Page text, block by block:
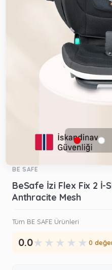
BE SAFE
BeSafe İzi Flex Fix 2 İ-
Anthracite Mesh
Tüm BE SAFE Ürünleri
0.0★ ★ ★ ★ ★ 0